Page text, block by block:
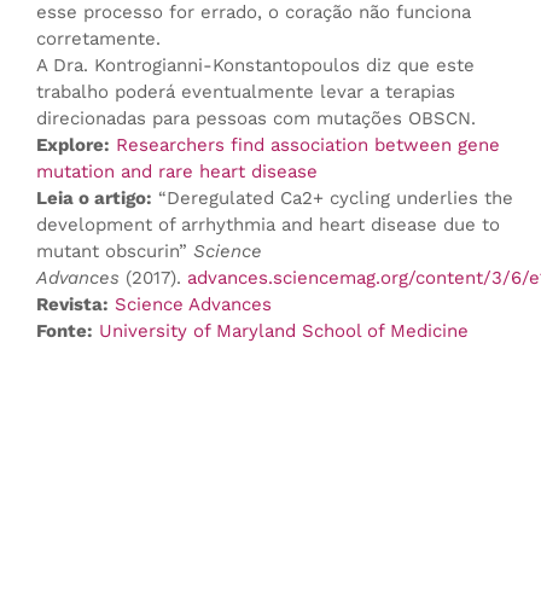
esse processo for errado, o coração não funciona
corretamente.
A Dra. Kontrogianni-Konstantopoulos diz que este
trabalho poderá eventualmente levar a terapias
direcionadas para pessoas com mutações OBSCN.
Explore: Researchers find association between gene
mutation and rare heart disease
Leia o artigo: “Deregulated Ca2+ cycling underlies the
development of arrhythmia and heart disease due to
mutant obscurin” Science
Advances (2017). advances.sciencemag.org/content/3/6/
Revista: Science Advances
Fonte: University of Maryland School of Medicine